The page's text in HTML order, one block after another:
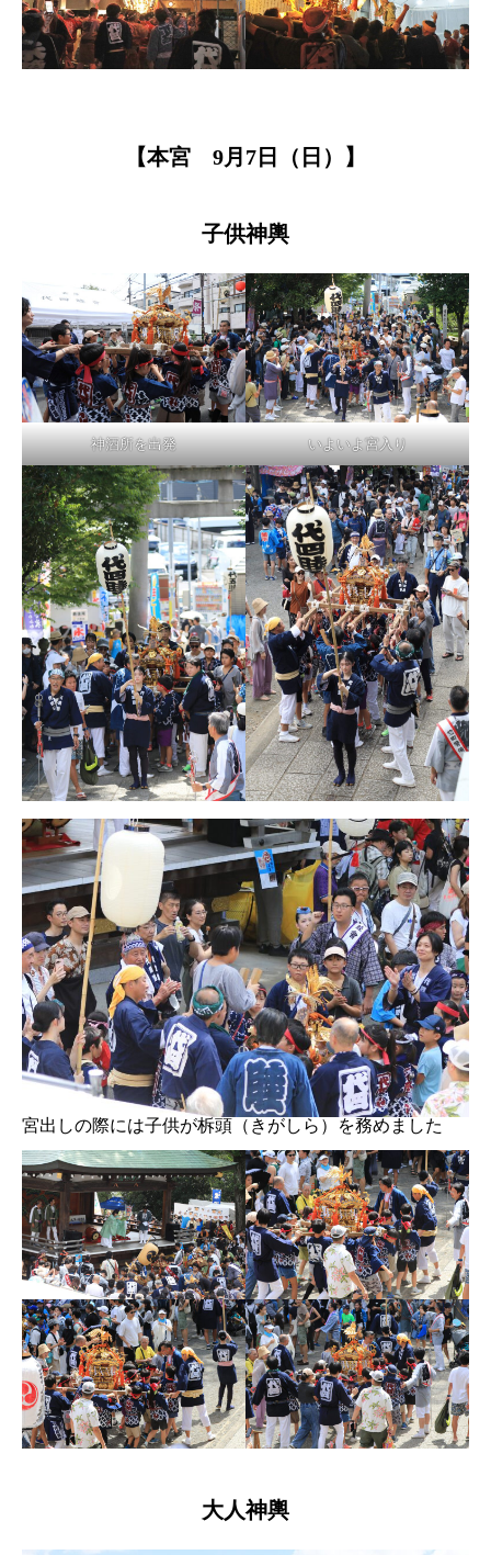
【本宮 9月7日（日）】
子供神輿
神酒所を出発 いよいよ宮入り
宮出しの際には子供が柝頭（きがしら）を務めました
大人神輿